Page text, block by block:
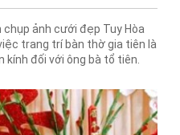
ảnh cưới đẹp Tuy Hòa
trang trí bàn thờ gia tiên là
đối với ông bà tổ tiên.